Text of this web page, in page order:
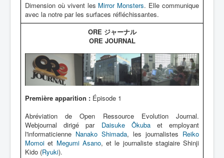
Dimension où vivent les Mirror Monsters. Elle communique
avec la notre par les surfaces réfléchissantes.
ORE ジャーナル
ORE JOURNAL
Première apparition : Épisode 1
Abréviation de Open Ressource Evolution Journal.
Webjournal dirigé par Daisuke Ôkubaet employant
l'informaticienne Nanako Shimada, les journalistes Reiko
Momoi et Megumi Asano, et le journaliste stagiaire Shinji
Kido (Ryuki).